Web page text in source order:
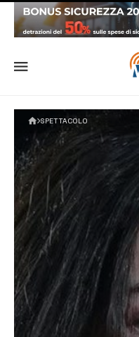
SPETTACOLO